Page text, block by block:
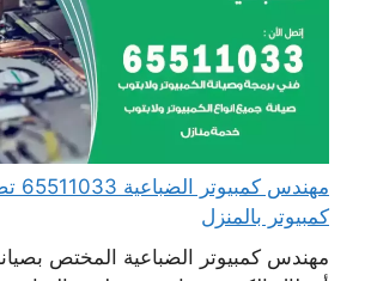
كمبيوتر بالمنزل
مهندس كمبيوتر الضباعية المختص